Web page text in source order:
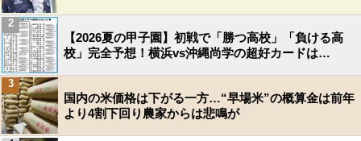
【2026夏の甲子園】初戦で「勝つ高校」「負ける高
校」完全予想！横浜vs沖縄尚学の超好カードは…
2
国内の米価格は下がる一方…“早場米”の概算金は前年
より4割下回り農家からは悲鳴が
3